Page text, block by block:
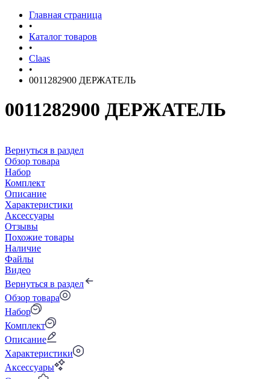
Главная страница
•
Каталог товаров
•
Claas
•
0011282900 ДЕРЖАТЕЛЬ
0011282900 ДЕРЖАТЕЛЬ
Вернуться в раздел
Обзор товара
Набор
Комплект
Описание
Характеристики
Аксессуары
Отзывы
Похожие товары
Наличие
Файлы
Видео
Вернуться в раздел
Обзор товара
Набор
Комплект
Описание
Характеристики
Аксессуары